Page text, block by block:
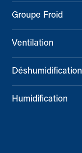
Groupe Froid
Ventilation
Déshumidification
Humidification